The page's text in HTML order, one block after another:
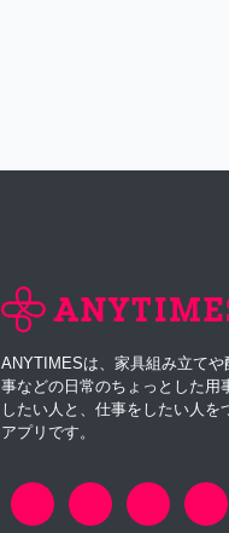
ANYTIMESは、家具組み立てや
事などの日常のちょっとした用
したい人と、仕事をしたい人を
アプリです。